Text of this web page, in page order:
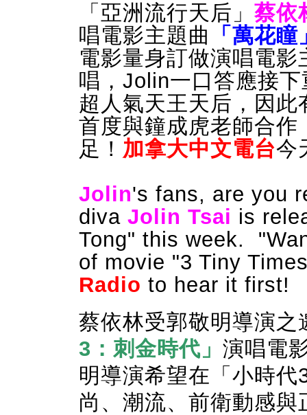
「亞洲流行天后」 蔡依
唱電影主題曲
「萬花瞳
電影量身訂做演唱電
唱，Jolin一口答應接
超人氣天王天后，因
首度與鐘成虎老師合
足！ 加拿大中文電台今
Jolin's fans, are you
diva Jolin Tsai is
Tong" this week.
of movie "3 Tiny
Radio to hear it first!
蔡依林受郭敬明導演
3：刺金時代」 演唱電
明導演希望在「小時
尚、潮流、前衛動感